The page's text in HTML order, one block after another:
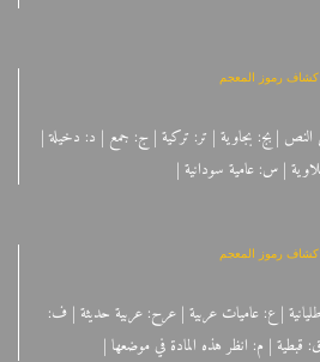
كشاف رموز المعجم
النص | بج: بجاوية | تر: تركية | ج: جمع | د: دخيلة |
| س: عامية سودانية |
كشاف رموز المعجم
| ع: عاميات عربية | عرح: عربية حديثة | ف:
| م: انظر هذه المادة في موضعها |